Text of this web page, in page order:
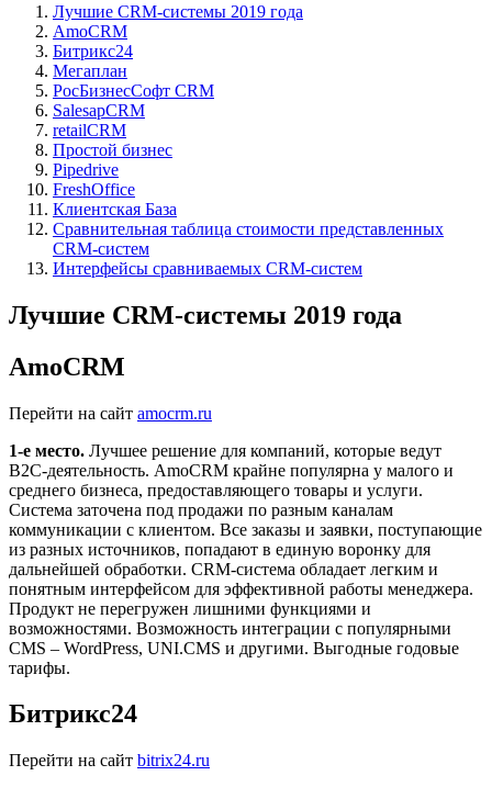
Лучшие CRM-системы 2019 года
AmoCRM
Битрикс24
Мегаплан
РосБизнесСофт CRM
SalesapCRM
retailCRM
Простой бизнес
Pipedrive
FreshOffice
Клиентская База
Сравнительная таблица стоимости представленных
CRM-систем
Интерфейсы сравниваемых CRM-систем
Лучшие CRM-системы 2019 года
AmoCRM
Перейти на сайт amocrm.ru
1-е место. Лучшее решение для компаний, которые ведут
B2C-деятельность. AmoCRM крайне популярна у малого и
среднего бизнеса, предоставляющего товары и услуги.
Система заточена под продажи по разным каналам
коммуникации с клиентом. Все заказы и заявки, поступающие
из разных источников, попадают в единую воронку для
дальнейшей обработки. CRM-система обладает легким и
понятным интерфейсом для эффективной работы менеджера.
Продукт не перегружен лишними функциями и
возможностями. Возможность интеграции с популярными
CMS – WordPress, UNI.CMS и другими. Выгодные годовые
тарифы.
Битрикс24
Перейти на сайт bitrix24.ru